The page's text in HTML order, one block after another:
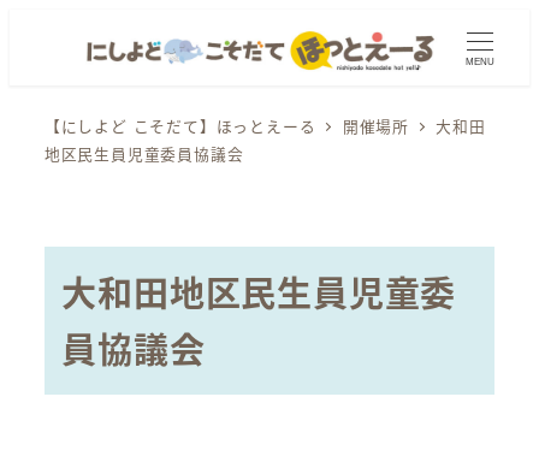
MENU
【にしよど こそだて】ほっとえーる 開催場所
大和田
地区民生員児童委員協議会
大和田地区民生員児童委
員協議会